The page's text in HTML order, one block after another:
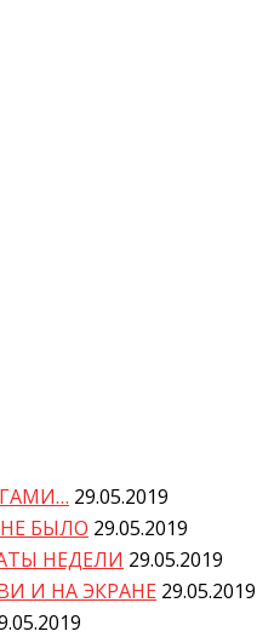
29.05.2019
БЫЛО 29.05.2019
НЕДЕЛИ 29.05.2019
И НА ЭКРАНЕ 29.05.2019